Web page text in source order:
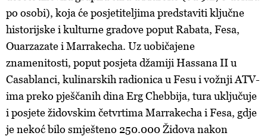
po osobi), koja će posjetiteljima predstaviti ključne
historijske i kulturne gradove poput Rabata, Fesa,
Ouarzazate i Marrakecha. Uz uobičajene
znamenitosti, poput posjeta džamiji Hassana II u
Casablanci, kulinarskih radionica u Fesu i vožnji ATV-
ima preko pješčanih dina Erg Chebbija, tura uključuje
i posjete židovskim četvrtima Marrakecha i Fesa, gdje
je nekoć bilo smješteno 250.000 Židova nakon